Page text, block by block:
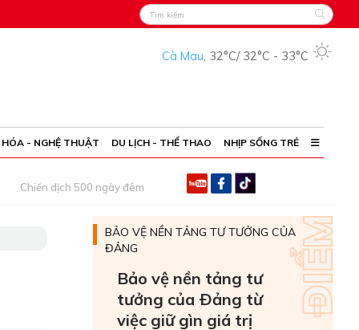
Cà Mau, 32°C/ 32°C - 33°C
- NGHỆ THUẬT DU LỊCH - THỂ THAO NHỊP SỐNG TRẺ
Chiến dịch 500 ngày đêm
BẢO VỆ NỀN TẢNG TƯ TƯỞNG CỦA
ĐẢNG
Bảo vệ nền tảng tư
tưởng của Ðảng từ
việc giữ gìn giá trị